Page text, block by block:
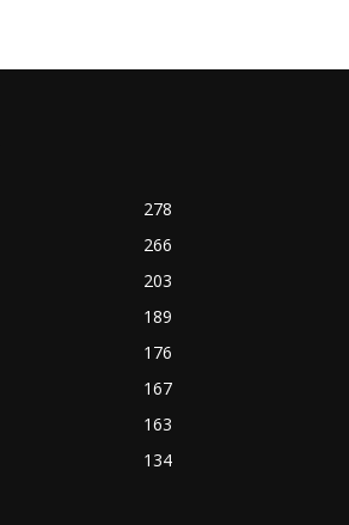
278
266
203
189
176
167
163
134